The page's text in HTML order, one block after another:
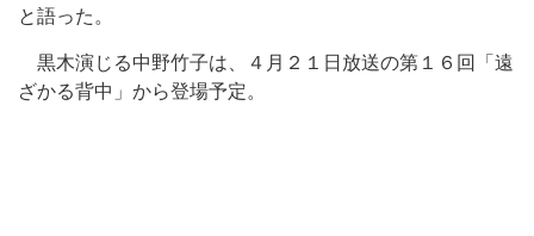
と語った。
黒木演じる中野竹子は、４月２１日放送の第１６回「遠
ざかる背中」から登場予定。